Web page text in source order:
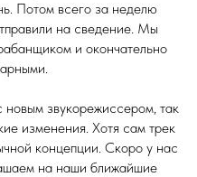
Потом всего за неделю
на сведение. Мы
и окончательно
звукорежиссером, так
изменения. Хотя сам трек
концепции. Скоро у нас
на наши ближайшие